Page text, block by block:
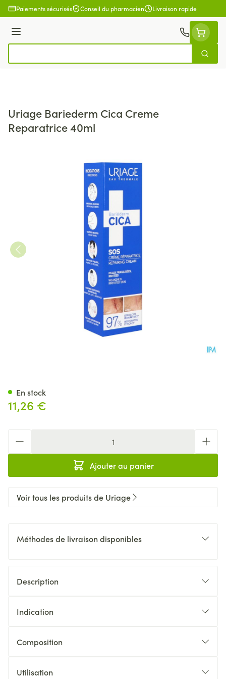
Aller au contenu
Paiements sécurisés Conseil du pharmacien Livraison rapide
Menu
Uriage Bariederm Cica Creme
Reparatrice 40ml
11,26 €
Ajouter au panier
En stock
Voir tous les produits de Uriage
Méthodes de livraison disponibles
Description
Indication
Composition
Utilisation